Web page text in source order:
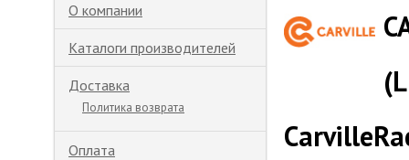
О компании
Каталоги производителей
Доставка
Политика возврата
Оплата